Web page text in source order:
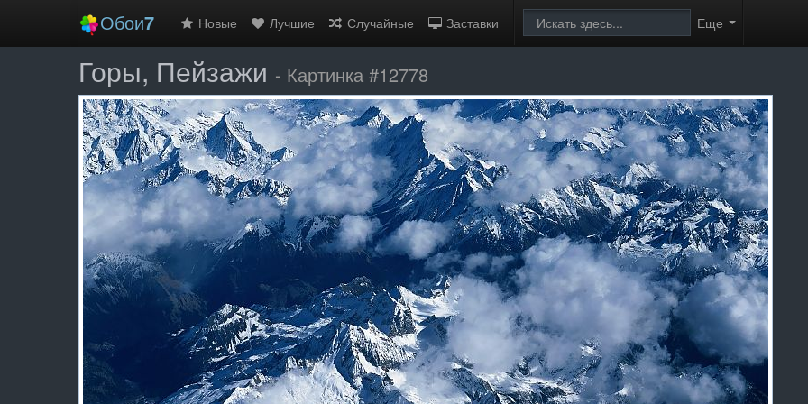
Обои7 Новые Лучшие Случайные Заставки Еще
Горы, Пейзажи - Картинка #12778